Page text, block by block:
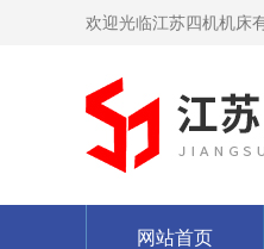
欢迎光临江苏四机机床
网站首页